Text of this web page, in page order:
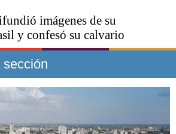
imágenes de su
y confesó su calvario